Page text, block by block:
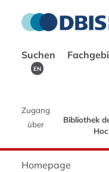
Suchen
EN
Zugang
über
Bibliothek
Homepage